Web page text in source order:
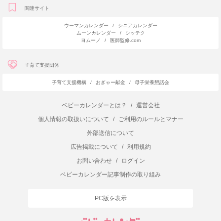
関連サイト
ウーマンカレンダー /
シニアカレンダー
ムーンカレンダー
/
シッテク
ヨムーノ
/ 医師監修.com
子育て支援団体
子育て支援機構 / おぎゃー献金 / 母子栄養懇話会
ベビーカレンダーとは？ /
運営会社
個人情報の取扱いについて
/
ご利用のルールとマナー
外部送信について
広告掲載について
/
利用規約
お問い合わせ
/
ログイン
ベビーカレンダー記事制作の取り組み
PC版を表示